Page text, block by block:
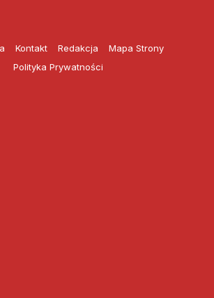
Kontakt Redakcja
Mapa Strony
Polityka Prywatności